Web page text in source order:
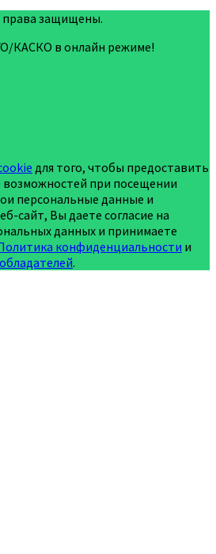
права защищены.
КАСКО в онлайн режиме!
для того, чтобы предоставить
при посещении
персональные данные и
сайт, Вы даете согласие на
данных и принимаете
конфиденциальности и
.